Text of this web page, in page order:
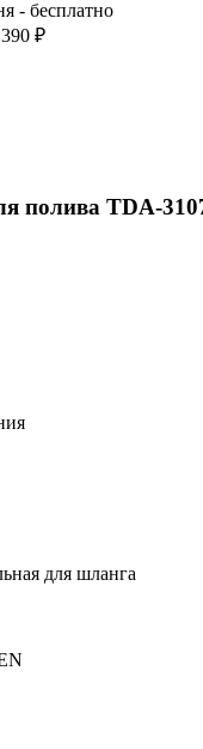
- бесплатно
₽
полива TDA-
для шланга